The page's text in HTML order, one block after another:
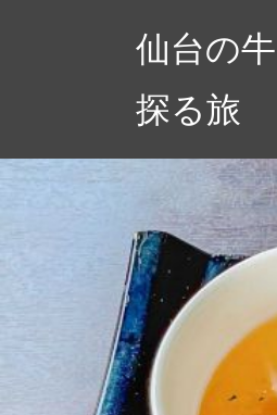
仙台の
探る旅